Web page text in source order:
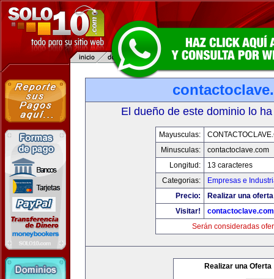
El dueño de este dominio lo
Mayusculas:
Minusculas:
contactoclave.com
Longitud:
13 caracteres
Categorias:
Empresas e
Precio:
Realizar una
Visitar!
contactoclave.com
Serán consideradas
Realizar una Oferta